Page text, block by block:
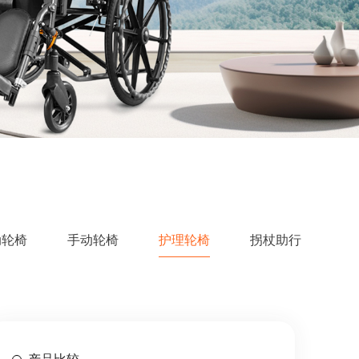
椅 手动轮椅 护理轮椅 拐杖助行